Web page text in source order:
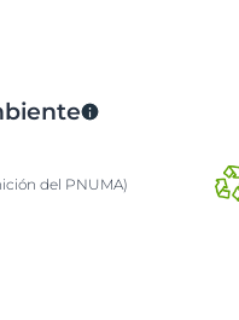
del PNUMA)